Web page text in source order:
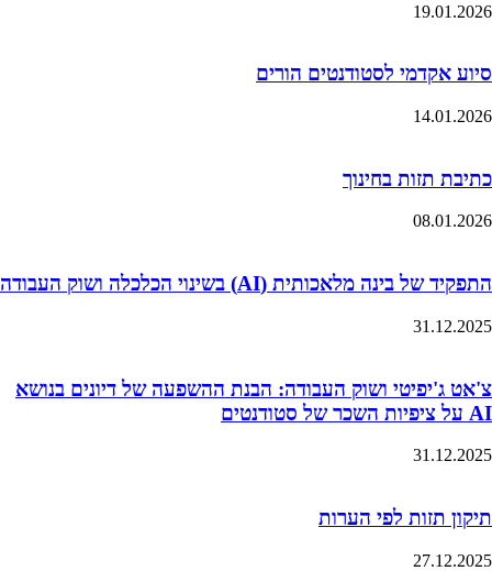
19.01.2026
סיוע אקדמי לסטודנטים הורים
14.01.2026
כתיבת תזות בחינוך
08.01.2026
התפקיד של בינה מלאכותית (AI) בשינוי הכלכלה ושוק העבודה
31.12.2025
צ'אט ג'יפיטי ושוק העבודה: הבנת ההשפעה של דיונים בנושא
AI על ציפיות השכר של סטודנטים
31.12.2025
תיקון תזות לפי הערות
27.12.2025